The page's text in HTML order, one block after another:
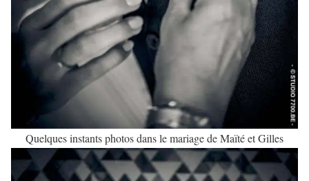
Quelques instants photos dans le mariage de Maïté et Gilles